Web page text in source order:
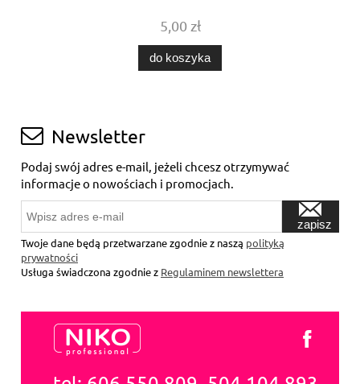
5,00 zł
do koszyka
Newsletter
Podaj swój adres e-mail, jeżeli chcesz otrzymywać
informacje o nowościach i promocjach.
zapisz
Twoje dane będą przetwarzane zgodnie z naszą polityką
prywatności
Usługa świadczona zgodnie z Regulaminem newslettera